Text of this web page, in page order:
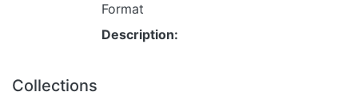
Format
Description:
Collections